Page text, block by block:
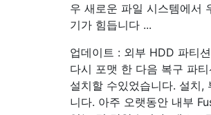
우 새로운 파일 시스템에서
기가 힘듭니다 ...
업데이트 : 외부 HDD 파티
다시 포맷 한 다음 복구 파
설치할 수있었습니다. 설치,
니다. 아주 오랫동안 내부